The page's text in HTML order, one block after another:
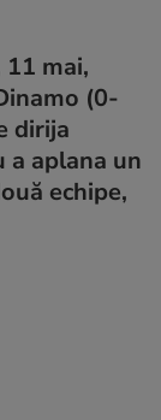
mai,
(0-
dirija
aplana un
echipe,